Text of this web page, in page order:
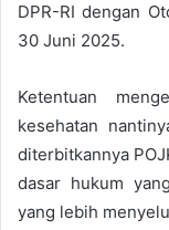
DPR-RI dengan
30 Juni 2025.
Ketentuan
kesehatan
diterbitkannya
dasar hukum
yang lebih